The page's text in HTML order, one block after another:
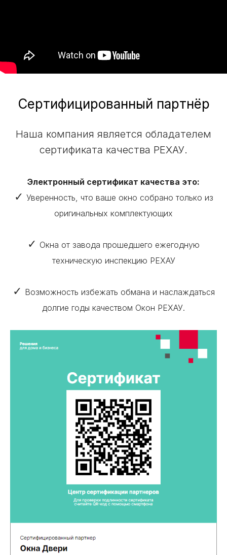
Сертифицированный партнёр
Наша компания является обладателем
сертификата качества РЕХАУ.
Электронный сертификат качества это:
✓ Уверенность, что ваше окно собрано только из
оригинальных комплектующих
✓ Окна от завода прошедшего ежегодную
техническую инспекцию РЕХАУ
✓ Возможность избежать обмана и наслаждаться
долгие годы качеством Окон РЕХАУ.